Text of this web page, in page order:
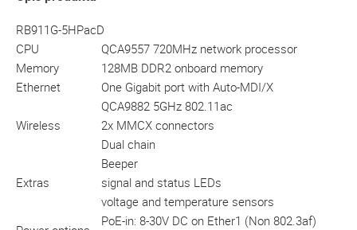
RB911G-5HPacD
CPU
QCA9557 720MHz network processor
Memory
128MB DDR2 onboard memory
Ethernet
One Gigabit port with Auto-MDI/X
Wireless
QCA9882 5GHz 802.11ac
2x MMCX connectors
Dual chain
Extras
Beeper
signal and status LEDs
voltage and temperature sensors
PoE-in: 8-30V DC on Ether1 (Non 802.3af)